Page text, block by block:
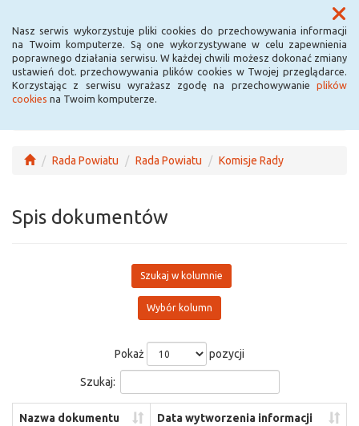
Nasz serwis wykorzystuje pliki cookies do przechowywania informacji
na Twoim komputerze. Są one wykorzystywane w celu zapewnienia
poprawnego działania serwisu. W każdej chwili możesz dokonać zmiany
ustawień dot. przechowywania plików cookies w Twojej przeglądarce.
Korzystając z serwisu wyrażasz zgodę na przechowywanie plików
cookies na Twoim komputerze.
Menu
Rada Powiatu Rada Powiatu Komisje Rady
Spis dokumentów
Szukaj w kolumnie
Wybór kolumn
Pokaż pozycji
Szukaj:
Nazwa dokumentu Data wytworzenia informacji